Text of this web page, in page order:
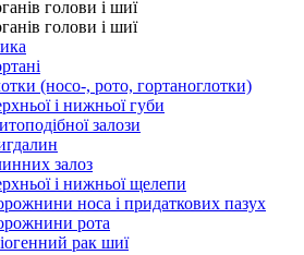
голови і шиї
голови і шиї
(носо-, рото, гортаноглотки)
і нижньої губи
залози
залоз
і нижньої щелепи
носа і придаткових пазух
рота
рак шиї